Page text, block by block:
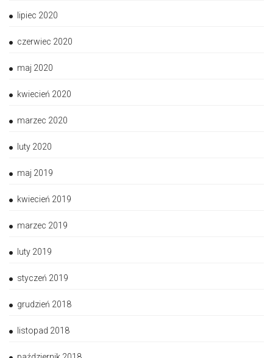
lipiec 2020
czerwiec 2020
maj 2020
kwiecień 2020
marzec 2020
luty 2020
maj 2019
kwiecień 2019
marzec 2019
luty 2019
styczeń 2019
grudzień 2018
listopad 2018